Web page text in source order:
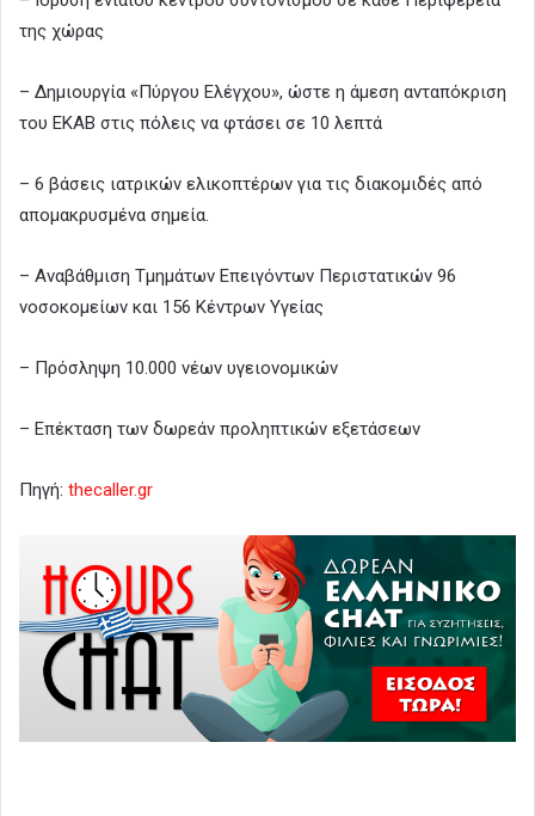
της χώρας
– Δημιουργία «Πύργου Ελέγχου», ώστε η άμεση ανταπόκριση
του ΕΚΑΒ στις πόλεις να φτάσει σε 10 λεπτά
– 6 βάσεις ιατρικών ελικοπτέρων για τις διακομιδές από
απομακρυσμένα σημεία.
– Αναβάθμιση Τμημάτων Επειγόντων Περιστατικών 96
νοσοκομείων και 156 Κέντρων Υγείας
– Πρόσληψη 10.000 νέων υγειονομικών
– Επέκταση των δωρεάν προληπτικών εξετάσεων
Πηγή: thecaller.gr